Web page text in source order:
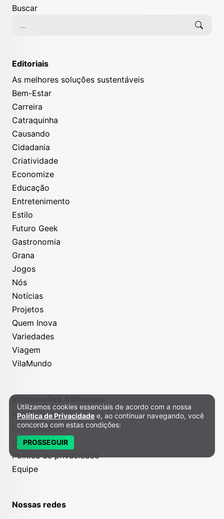
Buscar
Editoriais
As melhores soluções sustentáveis
Bem-Estar
Carreira
Catraquinha
Causando
Cidadania
Criatividade
Economize
Educação
Entretenimento
Estilo
Futuro Geek
Gastronomia
Grana
Jogos
Nós
Notícias
Projetos
Quem Inova
Variedades
Viagem
VilaMundo
Informações Adicionais
Anuncie
Fale Conosco
Quem somos
Política de privacidade
Equipe
Nossas redes
Política de Privacidade e Cookies
Utilizamos cookies essenciais de acordo com a nossa
Política de Privacidade e, ao continuar navegando, você
concorda com estas condições:
PROSSEGUIR